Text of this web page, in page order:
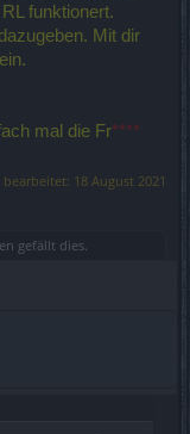
funktionert.
Mit dir
mal die Fr****
bearbeitet: 18 August 2021
gefällt dies.